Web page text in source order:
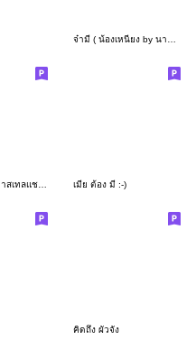
เมีย ต้อง มี :-)
คิดถึง ผัวจัง